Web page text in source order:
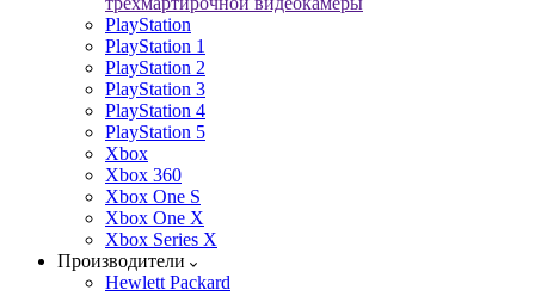
PlayStation
PlayStation 1
PlayStation 2
PlayStation 3
PlayStation 4
PlayStation 5
Xbox
Xbox 360
Xbox One S
Xbox One X
Xbox Series X
Производители
Hewlett Packard